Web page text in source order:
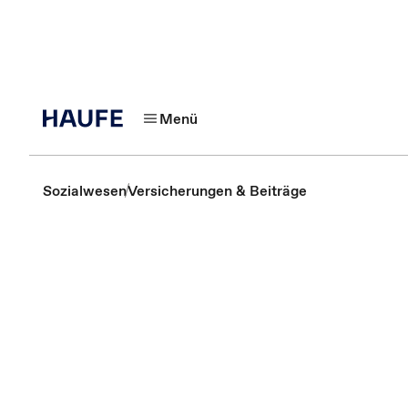
Menü
SozialwesenVersicherungen & Beiträge